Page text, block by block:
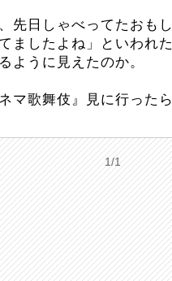
先日しゃべってたおも
ましたよね」といわれ
ように見えたのか。
マ歌舞伎』見に行った
1/1